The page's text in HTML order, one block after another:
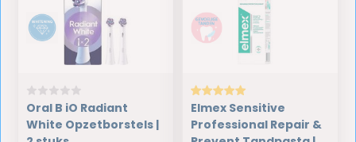
Oral B iO Radiant
White Opzetborstels |
Elmex Sensitive
Professional Repair &